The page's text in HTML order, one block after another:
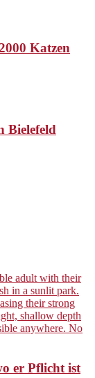
Katzen
Bielefeld
er Pflicht ist